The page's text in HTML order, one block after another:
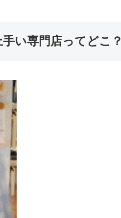
い専門店ってどこ？